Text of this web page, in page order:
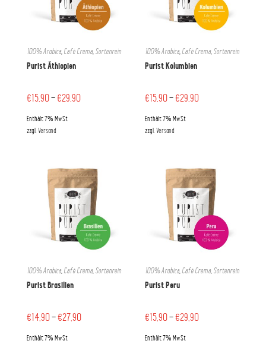
100% Arabica, Café Crema, Sortenrein
Purist Äthiopien
€15,90–€29,90
Enthält 7% MwSt
zzgl. Versand
100% Arabica, Café Crema, Sortenrein
Purist Kolumbien
€15,90–€29,90
Enthält 7% MwSt
zzgl. Versand
100% Arabica, Café Crema, Sortenrein
Purist Brasilien
€14,90–€27,90
Enthält 7% MwSt
100% Arabica, Café Crema, Sortenrein
Purist Peru
€15,90–€29,90
Enthält 7% MwSt